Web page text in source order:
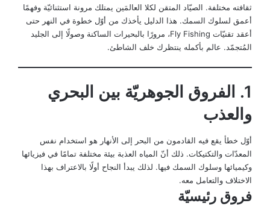
ثقافته مختلفة. الصيّاد المتقن لكلا العالمَين يمتلك مرونة استثنائيّة وفهمًا
أعمق لسلوك السمك. هذا الدليل يأخذك من أوّل خطوة في النهر حتى
أعقد تقنيّات Fly Fishing، مرورًا بالبحيرات الساكنة وصولًا إلى الجليد
المُتجمّد. عالم بأكمله ينتظرك خلف الشاطئ.
1. الفروق الجوهريّة بين البحري
والعذب
أوّل خطأ يقع فيه القادمون من البحر إلى الأنهار هو استخدام نفس
المعدّات والتكتيكات. ذلك أنّ المياه العذبة بيئة مختلفة تمامًا في فيزيائها
وكيميائها وسلوك السمك فيها. لذلك يبدأ النجاح أولًا بالاعتراف بهذا
الاختلاف والتعامل معه.
فروق رئيسيّة